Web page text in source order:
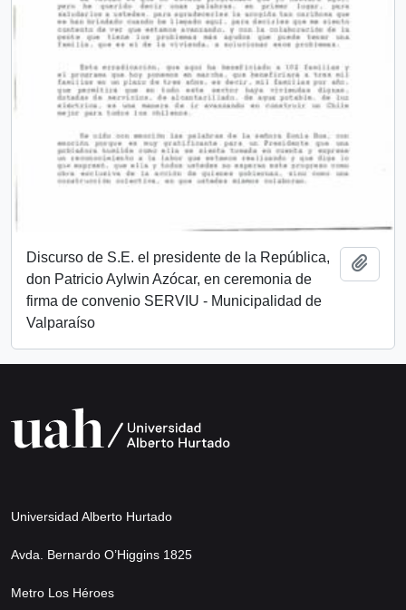
Discurso de S.E. el presidente de la República,
don Patricio Aylwin Azócar, en ceremonia de
firma de convenio SERVIU - Municipalidad de
Valparaíso
Universidad Alberto Hurtado
Avda. Bernardo O’Higgins 1825
Metro Los Héroes